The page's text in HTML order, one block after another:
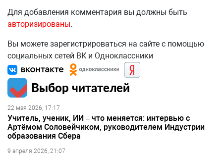
Для добавления комментария вы должны быть
авторизированы.
Вы можете зарегистрироваться на сайте с помощью
социальных сетей ВК и Одноклассники
Выбор читателей
22 мая 2026, 17:17
Учитель, ученик, ИИ – что меняется: интервью с
Артёмом Соловейчиком, руководителем Индустрии
образования Сбера
9 апреля 2026, 21:07